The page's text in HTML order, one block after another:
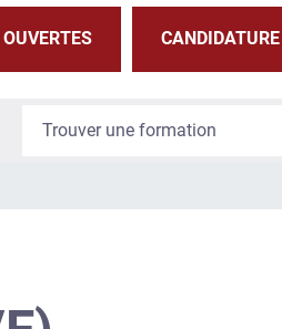
OUVERTES CANDIDATURE